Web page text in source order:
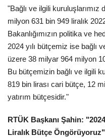
"Bağlı ve ilgili
milyon 631 bin 949 liralık
Bakanlığımızın politika ve
2024 yılı bütçemiz ise bağlı
üzere 38 milyar 964 milyon
Bu bütçemizin bağlı ve ilgili
819 bin lirası cari bütçe, 12
yatırım bütçesidir."
RTÜK Başkanı Şahin:
Liralık Bütçe Öngörüyoruz"